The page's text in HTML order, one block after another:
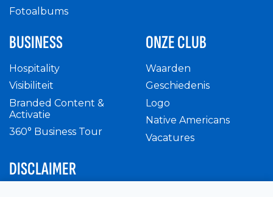
Fotoalbums
BUSINESS
Hospitality
Visibiliteit
Branded Content &
Activatie
360° Business Tour
ONZE CLUB
Waarden
Geschiedenis
Logo
Native Americans
Vacatures
DISCLAIMER